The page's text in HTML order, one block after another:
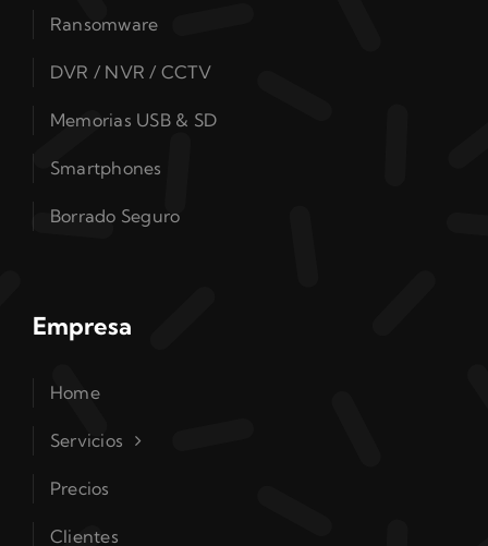
Ransomware
DVR / NVR / CCTV
Memorias USB & SD
Smartphones
Borrado Seguro
Empresa
Home
Servicios
Precios
Clientes